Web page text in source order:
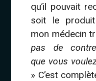
qu’il pouvait
soit le produit
mon médecin
pas de
que vous
» C’est